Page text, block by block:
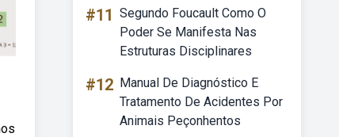
#11 Segundo Foucault Como O
Poder Se Manifesta Nas
Estruturas Disciplinares
#12 Manual De Diagnóstico E
Tratamento De Acidentes Por
Animais Peçonhentos